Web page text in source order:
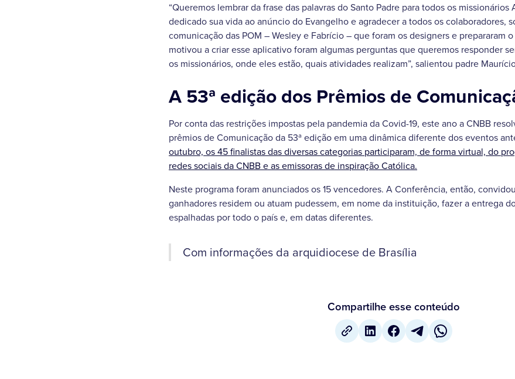
“Queremos lembrar da frase das palavras do Santo Padre para todos os
dedicado sua vida ao anúncio do Evangelho e agradecer a todos os colaboradores,
comunicação das POM – Wesley e Fabrício – que foram os designers e prepararam
motivou a criar esse aplicativo foram algumas perguntas que queremos responder
os missionários, onde eles estão, quais atividades realizam”, salientou padre
A 53ª edição dos Prêmios de
Por conta das restrições impostas pela pandemia da Covid-19, este ano a CNBB
prêmios de Comunicação da 53ª edição em uma dinâmica diferente dos eventos
outubro, os 45 finalistas das diversas categorias participaram, de forma virtual, do
redes sociais da CNBB e as emissoras de inspiração Católica.
Neste programa foram anunciados os 15 vencedores. A Conferência, então,
ganhadores residem ou atuam pudessem, em nome da instituição, fazer a entrega
espalhadas por todo o país e, em datas diferentes.
Com informações da arquidiocese de Brasília
Compartilhe esse conteúdo